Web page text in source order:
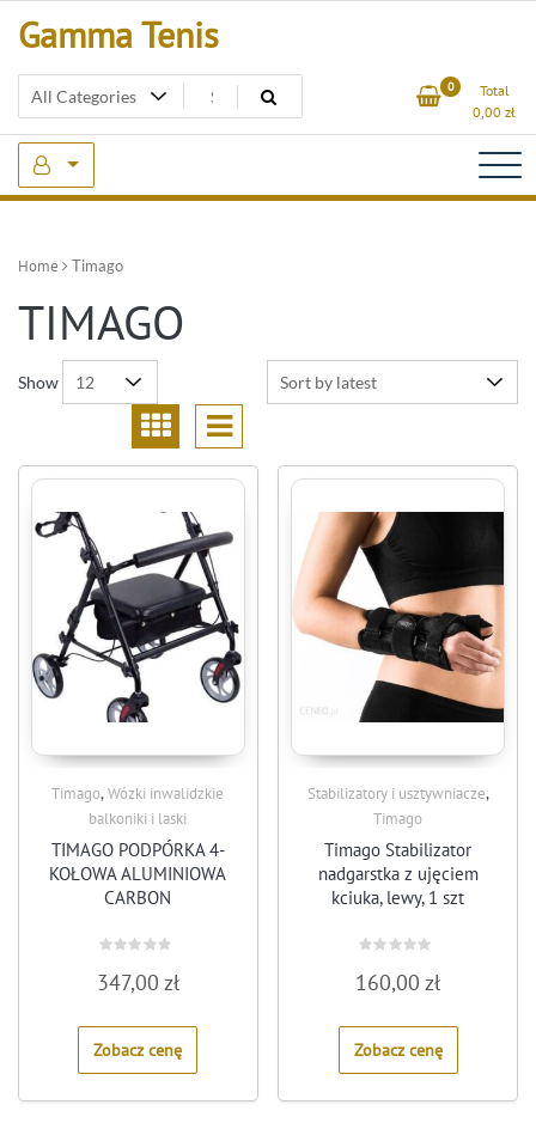
Gamma Tenis
0
Total
0,00 zł
Home Timago
TIMAGO
Show
Timago,Wózki inwalidzkie
balkoniki i laski
TIMAGO PODPÓRKA 4-
KOŁOWA ALUMINIOWA
CARBON
0
out
5
347,00 zł
Zobacz cenę
Stabilizatory i usztywniacze,
Timago
Timago Stabilizator
nadgarstka z ujęciem
kciuka, lewy, 1 szt
0
out
5
160,00zł
Zobacz cenę